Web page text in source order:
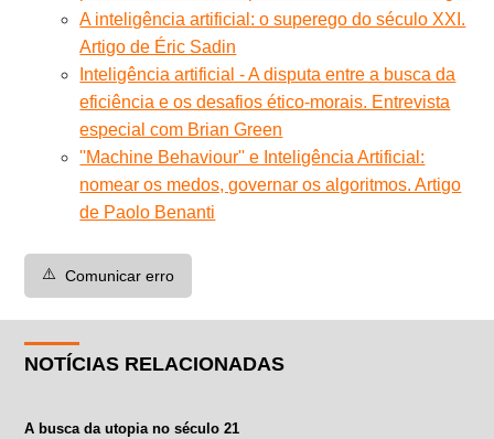
A inteligência artificial: o superego do século XXI.
Artigo de Éric Sadin
Inteligência artificial - A disputa entre a busca da
eficiência e os desafios ético-morais. Entrevista
especial com Brian Green
''Machine Behaviour'' e Inteligência Artificial:
nomear os medos, governar os algoritmos. Artigo
de Paolo Benanti
⚠️ Comunicar erro
NOTÍCIAS RELACIONADAS
A busca da utopia no século 21